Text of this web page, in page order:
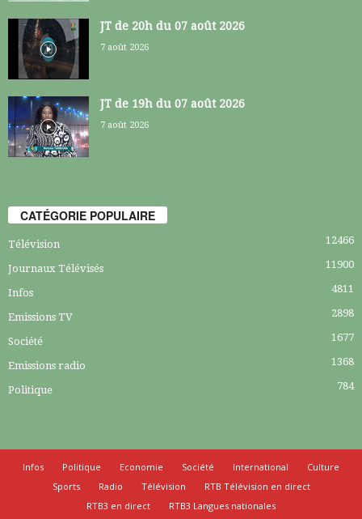
JT de 20h du 07 août 2026
7 août 2026
JT de 19h du 07 août 2026
7 août 2026
CATÉGORIE POPULAIRE
Télévision 12466
Journaux Télévisés 11900
Infos 4811
Emissions TV 2898
Société 1677
Emissions radio 1368
Politique 784
Infos Politique Economie Société International
Culture
Sports
Radio Télévision
RTB Télévision en direct
RTB3 en direct
RTB3 Langues nationales